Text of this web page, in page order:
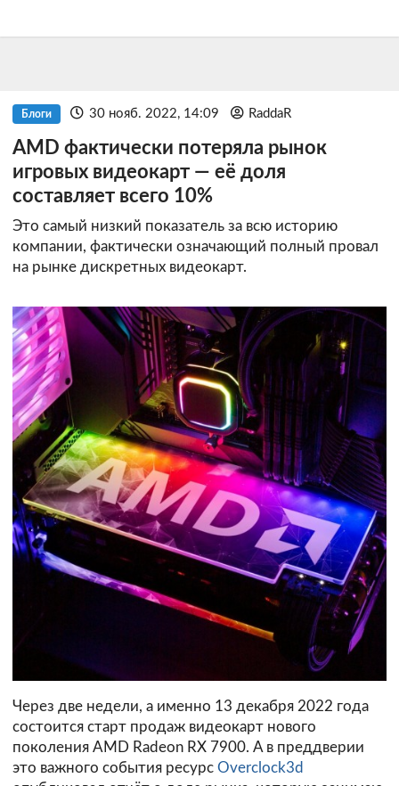
Блоги 30 нояб. 2022, 14:09 RaddaR
AMD фактически потеряла рынок
игровых видеокарт — её доля
составляет всего 10%
Это самый низкий показатель за всю историю
компании, фактически означающий полный провал
на рынке дискретных видеокарт.
Через две недели, а именно 13 декабря 2022 года
состоится старт продаж видеокарт нового
поколения AMD Radeon RX 7900. А в преддверии
это важного события ресурс Overclock3d